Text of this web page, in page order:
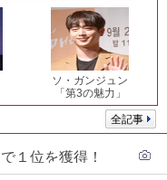
ソ・ガンジュン
「第3の魅力」
全記事
１位を獲得！